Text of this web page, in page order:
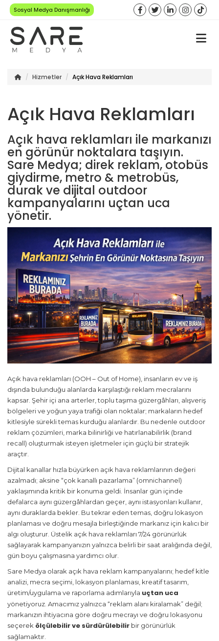
Sosyal Medya Danışmanlığı
Hizmetler Açık Hava Reklamları
Açık Hava Reklamları
Açık hava reklamları ile markanızı
en görünür noktalara taşıyın.
Sare Medya; direk reklam, otobüs
giydirme, metro & metrobüs,
durak ve dijital outdoor
kampanyalarını uçtan uca
yönetir.
Açık hava reklamları (OOH – Out of Home), insanların ev ve iş
dışında bulunduğu alanlarda karşılaştığı reklam mecralarını
kapsar. Şehir içi ana arterler, toplu taşıma güzergâhları, alışveriş
bölgeleri ve yoğun yaya trafiği olan noktalar; markaların hedef
kitlesiyle sürekli temas kurduğu alanlardır. Bu nedenle outdoor
reklam çözümleri, marka bilinirliği ve hatırlanabilirlik (brand
recall) oluşturmak isteyen işletmeler için güçlü bir stratejik
araçtır.
Dijital kanallar hızla büyürken açık hava reklamlarının değeri
azalmadı; aksine “çok kanallı pazarlama” (omnichannel)
yaklaşımında kritik bir konuma geldi. İnsanlar gün içinde
defalarca aynı güzergâhlardan geçer, aynı istasyonları kullanır,
aynı duraklarda bekler. Bu tekrar eden temas, doğru lokasyon
planlaması ve doğru mesajla birleştiğinde markanız için kalıcı bir
algı oluşturur. Üstelik açık hava reklamları 7/24 görünürlük
sağlayarak kampanyanızın yalnızca belirli bir saat aralığında değil,
gün boyu çalışmasına yardımcı olur.
Sare Medya olarak açık hava reklam kampanyalarını; hedef kitle
analizi, mecra seçimi, lokasyon planlaması, kreatif tasarım,
üretim/uygulama ve raporlama adımlarıyla uçtan uca
yönetiyoruz. Amacımız yalnızca “reklam alanı kiralamak” değil;
markanızın ihtiyacına göre doğru mecrayı ve doğru lokasyonu
seçerek ölçülebilir ve sürdürülebilir bir görünürlük
sağlamaktır.